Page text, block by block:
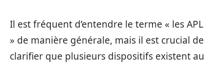
Il est fréquent d’entendre le terme « les APL
» de manière générale, mais il est crucial de
clarifier que plusieurs dispositifs existent au